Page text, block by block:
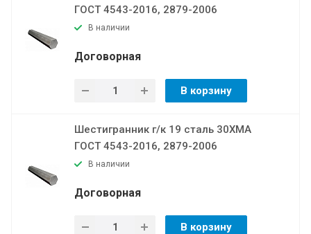
ГОСТ 4543-2016, 2879-2006
В наличии
Договорная
В корзину
Шестигранник г/к 19 сталь 30ХМА
ГОСТ 4543-2016, 2879-2006
В наличии
Договорная
В корзину